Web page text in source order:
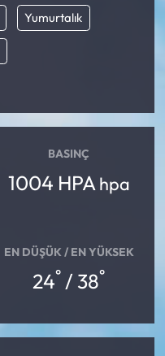
Yumurtalık
BASINÇ
1004 HPA hpa
EN DÜŞÜK / EN YÜKSEK
24° / 38°